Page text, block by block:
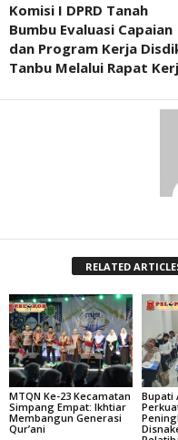
Komisi I DPRD Tanah
Bumbu Evaluasi Capaian
dan Program Kerja
Tanbu Melalui Rapat
RELATED
MTQN Ke-23 Kecamatan
Simpang Empat: Ikhtiar
Membangun Generasi
Qur’ani
Bupati